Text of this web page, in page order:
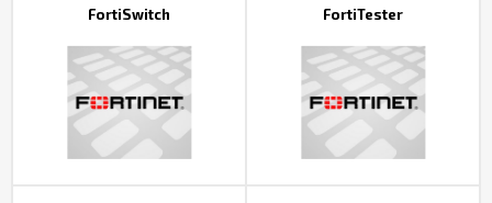
FortiSwitch FortiTester